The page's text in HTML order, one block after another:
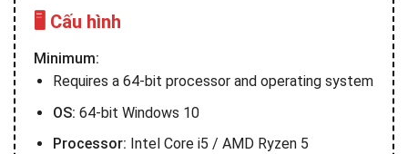
🖥️ Cấu hình
Minimum:
Requires a 64-bit processor and operating system
OS: 64-bit Windows 10
Processor: Intel Core i5 / AMD Ryzen 5